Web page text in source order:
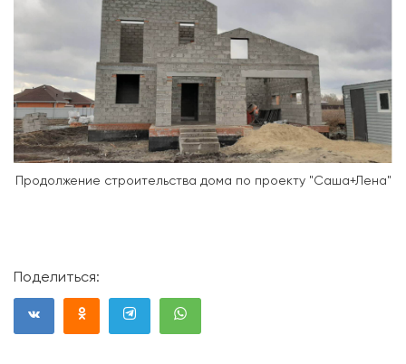
Продолжение строительства дома по проекту "Саша+Лена"
Поделиться: